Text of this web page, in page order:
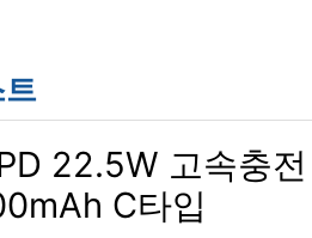
22.5W 고속충
C타입